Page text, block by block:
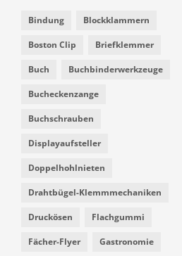
Bindung Blockklammern
Boston Clip Briefklemmer
Buch Buchbinderwerkzeuge
Bucheckenzange
Buchschrauben
Displayaufsteller
Doppelhohlnieten
Drahtbügel-Klemmmechaniken
Druckösen Flachgummi
Fächer-Flyer Gastronomie